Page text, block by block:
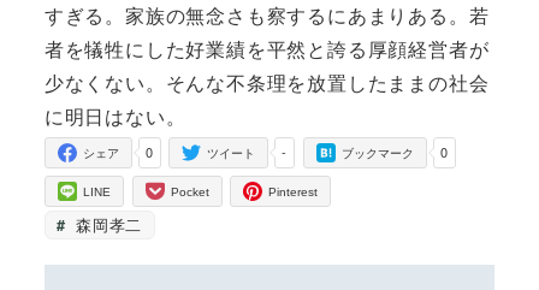
すぎる。家族の無念さも察するにあまりある。若
者を犠牲にした好業績を平然と誇る厚顔経営者が
少なくない。そんな不条理を放置したままの社会
に明日はない。
0
シェア -
ツイート 0
ブックマーク
LINE Pocket Pinterest
森岡孝二